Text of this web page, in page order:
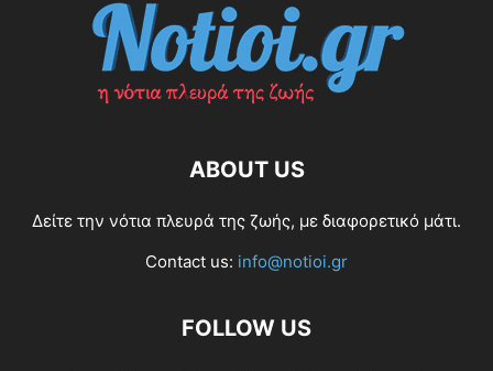
ABOUT US
Δείτε την νότια πλευρά της ζωής, με διαφορετικό μάτι.
Contact us: info@notioi.gr
FOLLOW US